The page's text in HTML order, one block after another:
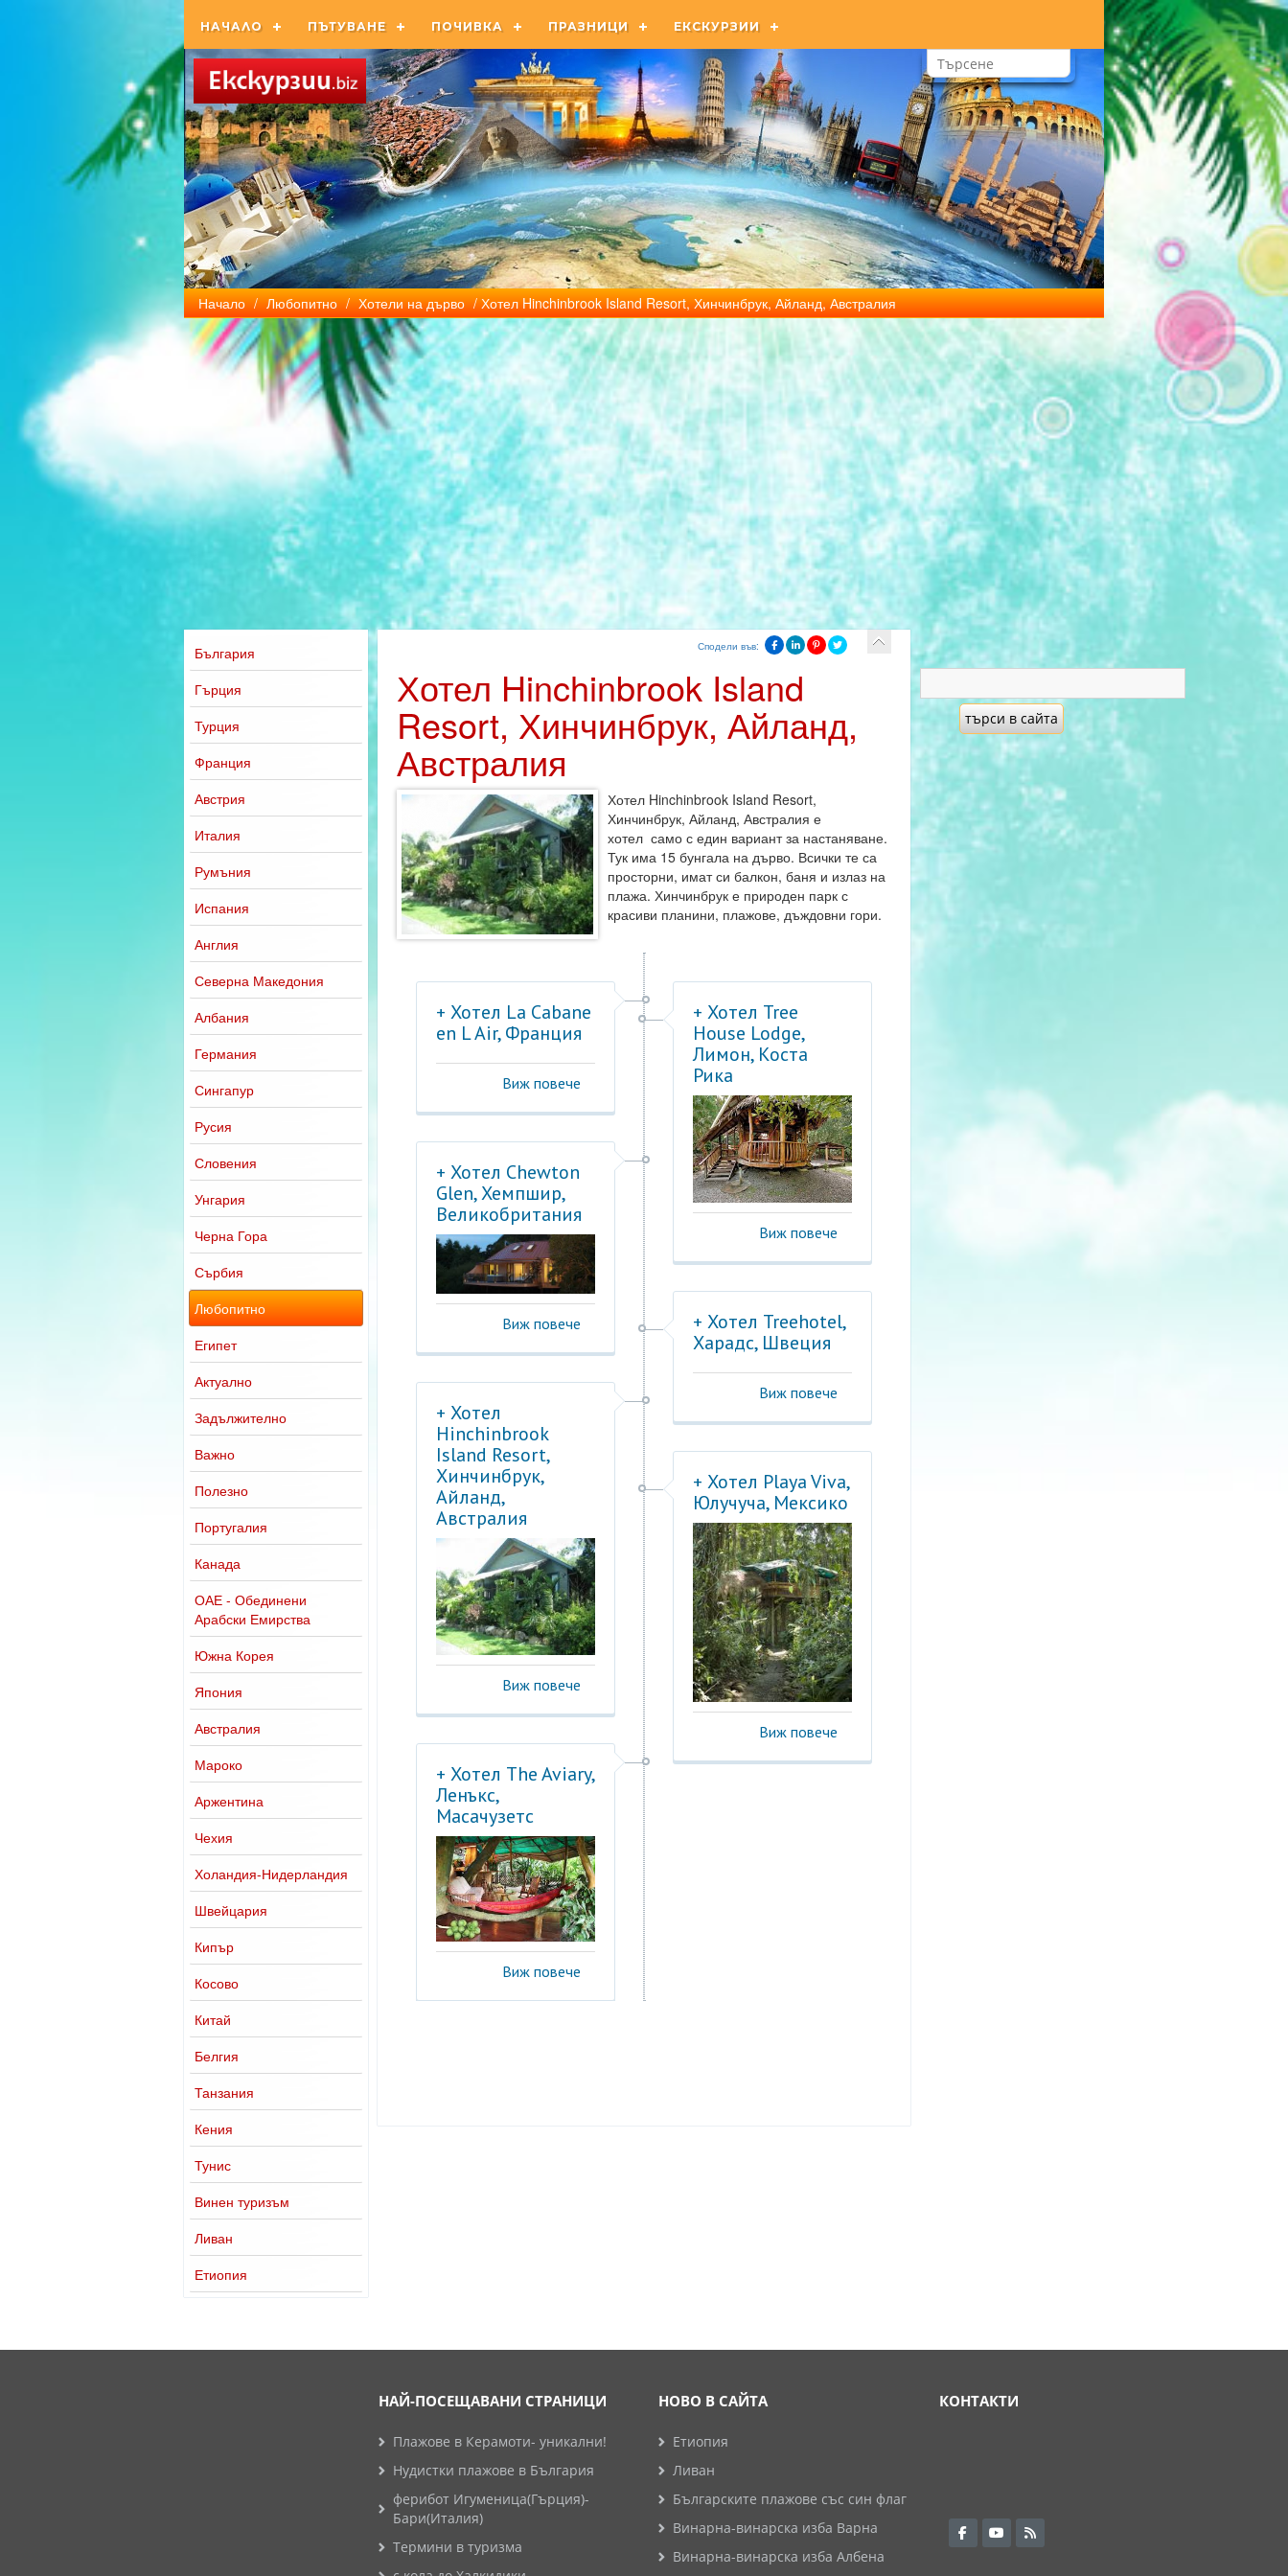
НАЧАЛО ПЪТУВАНЕ ПОЧИВКА ПРАЗНИЦИ ЕКСКУРЗИИ
Начало / Любопитно / Хотели на дърво / Хотел Hinchinbrook Island Resort, Хинчинбрук, Айланд, Австралия
България
Гърция
Турция
Франция
Австрия
Италия
Румъния
Испания
Англия
Северна Македония
Албания
Германия
Сингапур
Русия
Словения
Унгария
Черна Гора
Сърбия
Любопитно
Египет
Актуално
Задължително
Важно
Полезно
Португалия
Канада
ОАЕ - Обединени
Арабски Емирства
Южна Корея
Япония
Австралия
Мароко
Аржентина
Чехия
Холандия-Нидерландия
Швейцария
Кипър
Косово
Китай
Белгия
Танзания
Кения
Тунис
Винен туризъм
Ливан
Етиопия
Сподели във:
Хотел Hinchinbrook Island
Resort, Хинчинбрук, Айланд,
Австралия
Хотел Hinchinbrook Island Resort,
Хинчинбрук, Айланд, Австралия е
хотел само с един вариант за настаняване.
Тук има 15 бунгала на дърво. Всички те са
просторни, имат си балкон, баня и излаз на
плажа. Хинчинбрук е природен парк с
красиви планини, плажове, дъждовни гори.
+ Хотел La Cabane
en L Air, Франция
Виж повече
+ Хотел Tree
House Lodge,
Лимон, Коста
Рика
Виж повече
+ Хотел Chewton
Glen, Хемпшир,
Великобритания
Виж повече
+ Хотел Treehotel,
Харадс, Швеция
Виж повече
+ Хотел
Hinchinbrook
Island Resort,
Хинчинбрук,
Айланд,
Австралия
Виж повече
+ Хотел Playa Viva,
Юлучуча, Мексико
Виж повече
+ Хотел The Aviary,
Ленъкс,
Масачузетс
Виж повече
НАЙ-ПОСЕЩАВАНИ СТРАНИЦИ
Плажове в Керамоти- уникални!
Нудистки плажове в България
ферибот Игуменица(Гърция)-
Бари(Италия)
Термини в туризма
НОВО В САЙТА
Етиопия
Ливан
Българските плажове със син флаг
Винарна-винарска изба Варна
Винарна-винарска изба Албена
КОНТАКТИ